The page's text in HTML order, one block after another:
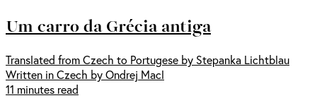
Um carro da Grécia antiga
Translated from Czech to Portugese by Stepanka Lichtblau
Written in Czech by Ondrej Macl
11 minutes read